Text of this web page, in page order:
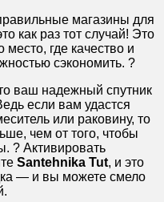
магазины для
как раз тот случай! Это
место, где качество и
сэкономить. ?
ваш надежный спутник
если вам удастся
или раковину, то
чем от того, чтобы
? Активировать
Santehnika Tut, и это
— и вы можете смело